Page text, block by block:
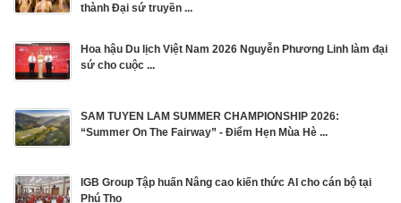
thành Đại sứ truyền ...
Hoa hậu Du lịch Việt Nam 2026 Nguyễn Phương Linh làm đại
sứ cho cuộc ...
SAM TUYEN LAM SUMMER CHAMPIONSHIP 2026:
“Summer On The Fairway” - Điểm Hẹn Mùa Hè ...
IGB Group Tập huấn Nâng cao kiến thức AI cho cán bộ tại
Phú Thọ